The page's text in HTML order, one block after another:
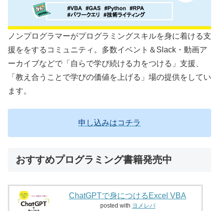
ノンプログラマーがプログラミングスキルを身に着ける支
援ををするコミュニティ。多数イベント＆Slack・動画ア
ーカイブなどで「自らで学び続ける力をつける」支援、
「教え合うことで学びの価値を上げる」場の提供をしてい
ます。
申し込みはコチラ
おすすめプログラミング書籍発売中
ChatGPTで身につけるExcel VBA
posted with ヨメレバ